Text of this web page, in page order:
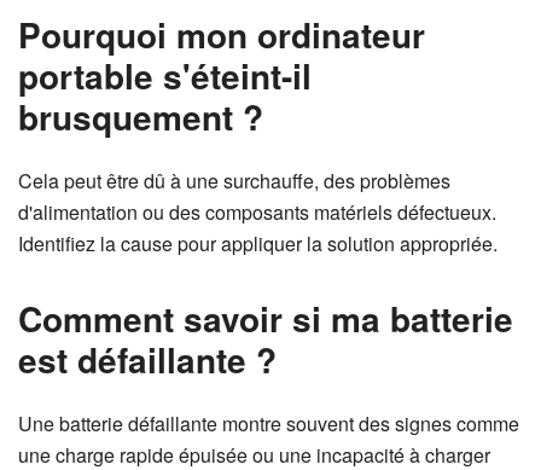
Pourquoi mon ordinateur
portable s'éteint-il
brusquement ?
Cela peut être dû à une surchauffe, des problèmes
d'alimentation ou des composants matériels défectueux.
Identifiez la cause pour appliquer la solution appropriée.
Comment savoir si ma batterie
est défaillante ?
Une batterie défaillante montre souvent des signes comme
une charge rapide épuisée ou une incapacité à charger